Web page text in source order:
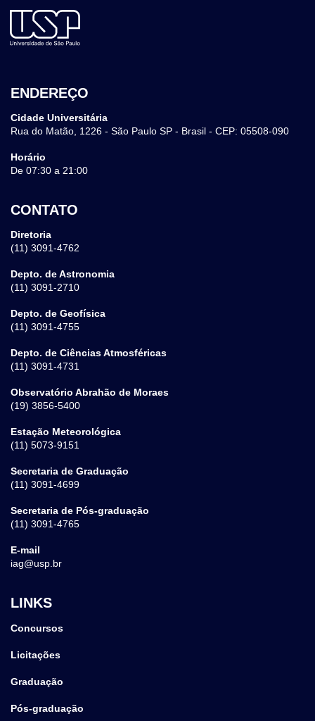
ENDEREÇO
Cidade Universitária
Rua do Matão, 1226 - São Paulo SP - Brasil - CEP: 05508-090
Horário
De 07:30 a 21:00
CONTATO
Diretoria
(11) 3091-4762
Depto. de Astronomia
(11) 3091-2710
Depto. de Geofísica
(11) 3091-4755
Depto. de Ciências Atmosféricas
(11) 3091-4731
Observatório Abrahão de Moraes
(19) 3856-5400
Estação Meteorológica
(11) 5073-9151
Secretaria de Graduação
(11) 3091-4699
Secretaria de Pós-graduação
(11) 3091-4765
E-mail
iag@usp.br
LINKS
Concursos
Licitações
Graduação
Pós-graduação